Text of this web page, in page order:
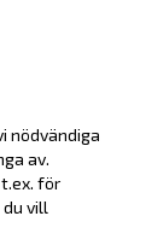
nödvändiga
av.
för
vill